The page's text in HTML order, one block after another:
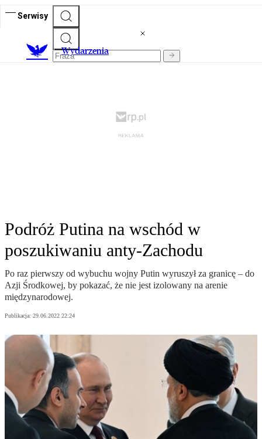
Serwisy
Wydarzenia
Podróż Putina na wschód w
poszukiwaniu anty-Zachodu
Po raz pierwszy od wybuchu wojny Putin wyruszył za granicę – do
Azji Środkowej, by pokazać, że nie jest izolowany na arenie
międzynarodowej.
Publikacja: 29.06.2022 22:24